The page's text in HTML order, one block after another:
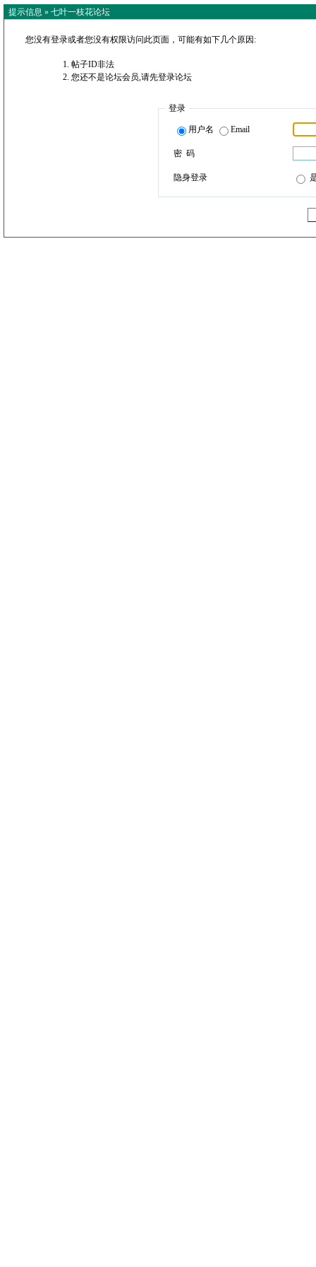
提示信息 » 七叶一枝花论坛
您没有登录或者您没有权限访问此页面，可能有如下几个原因:
帖子ID非法
您还不是论坛会员,请先登录论坛
登录
用户名 Email
密 码
隐身登录